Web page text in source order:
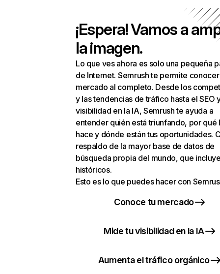
¡Espera! Vamos a
la imagen.
Lo que ves ahora es solo una pequeña
de Internet. Semrush te permite
mercado al completo. Desde los
y las tendencias de tráfico hasta el SEO
visibilidad en la IA, Semrush te ayuda a
entender quién está triunfando, por qué
hace y dónde están tus oportunidades.
respaldo de la mayor base de datos de
búsqueda propia del mundo, que
históricos.
Esto es lo que puedes hacer con
Conoce tu mercado
Mide tu visibilidad en la IA
Aumenta el tráfico orgánico